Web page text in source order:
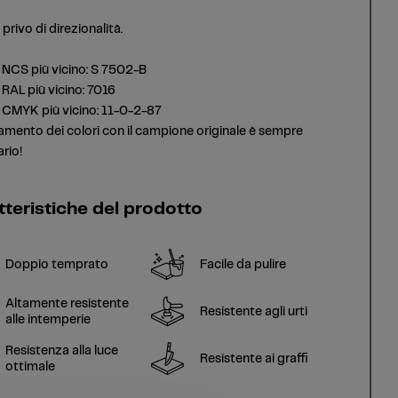
privo di direzionalità.
più vicino: S 7502-B
più vicino: 7016
più vicino: 11-0-2-87
dei colori con il campione originale è sempre
del prodotto
Doppio temprato Facile da pulire
Altamente resistente
alle intemperie
Resistente agli urti
Resistenza alla luce
ottimale
Resistente ai graffi